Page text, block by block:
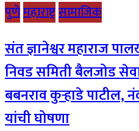
पुणेमहाराष्ट्रसामाजिक
संत ज्ञानेश्वर महाराज
निवड समिती बैलजोड
बबनराव कुऱ्हाडे पाटील,
यांची घोषणा